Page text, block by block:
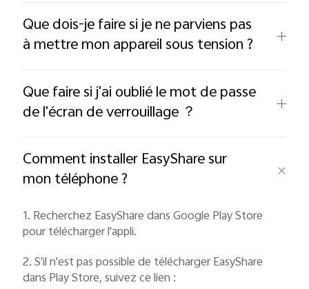
Que dois-je faire si je ne parviens pas
à mettre mon appareil sous tension ?
Que faire si j'ai oublié le mot de passe
de l'écran de verrouillage ？
Comment installer EasyShare sur
mon téléphone ?
1. Recherchez EasyShare dans Google Play Store
pour télécharger l'appli.
2. S'il n'est pas possible de télécharger EasyShare
dans Play Store, suivez ce lien :